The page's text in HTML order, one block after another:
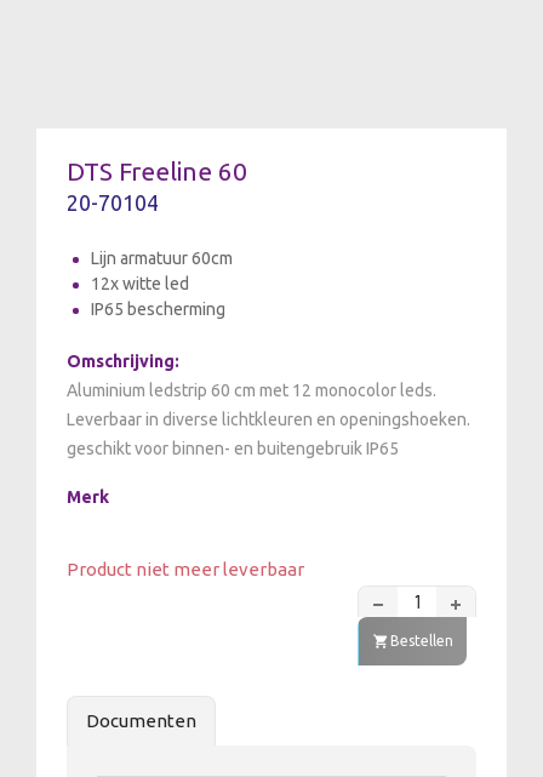
DTS Freeline 60
20-70104
Lijn armatuur 60cm
12x witte led
IP65 bescherming
Omschrijving:
Aluminium ledstrip 60 cm met 12 monocolor leds.
Leverbaar in diverse lichtkleuren en openingshoeken.
geschikt voor binnen- en buitengebruik IP65
Merk
Product niet meer leverbaar
Bestellen
Documenten